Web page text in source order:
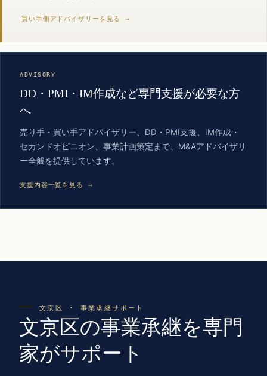
買い手側アドバイザリーを見る →
ADVISORY
DD・PMI・IM作成など専門支援が必要な方
へ
売り手・買い手アドバイザリー、DD・PMI支援、IM作成・
セカンドオピニオン、事業計画策定まで、M&Aアドバイザリ
ー全般を提供しています。
支援内容一覧を見る →
文京区 · 事業承継サポート
文京区の事業承継を専門
家がサポート